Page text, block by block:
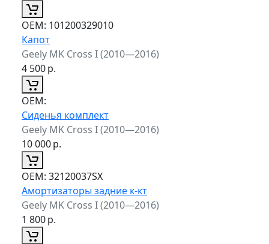
ОЕМ: 101200329010
Капот
Geely MK Cross I (2010—2016)
4 500р.
ОЕМ:
Сиденья комплект
Geely MK Cross I (2010—2016)
10 000р.
ОЕМ: 32120037SX
Амортизаторы задние к-кт
Geely MK Cross I (2010—2016)
1 800р.